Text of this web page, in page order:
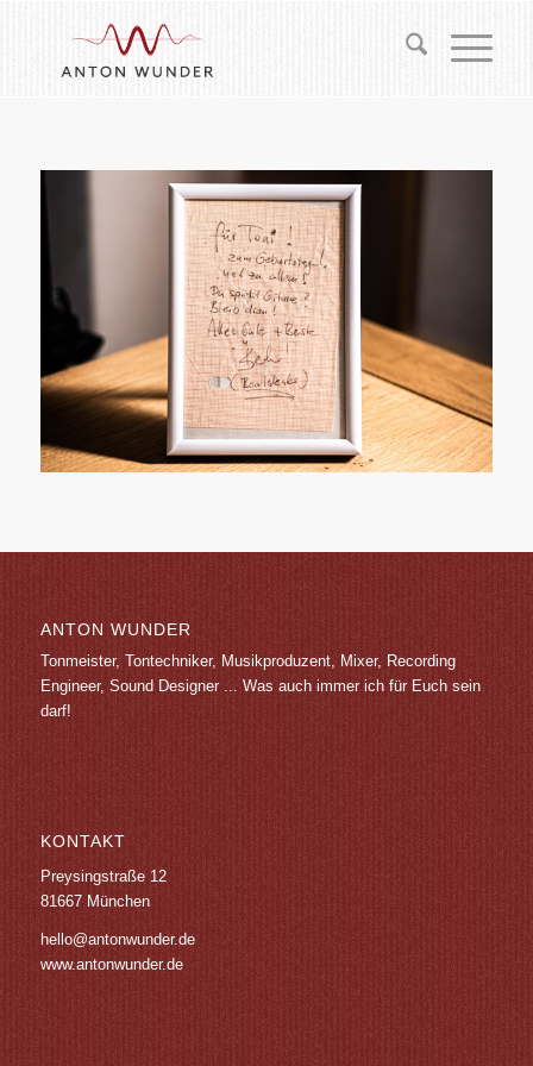
ANTON WUNDER
Tonmeister, Tontechniker, Musikproduzent, Mixer, Recording
Engineer, Sound Designer ... Was auch immer ich für Euch sein
darf!
KONTAKT
Preysingstraße 12
81667 München
hello@antonwunder.de
www.antonwunder.de